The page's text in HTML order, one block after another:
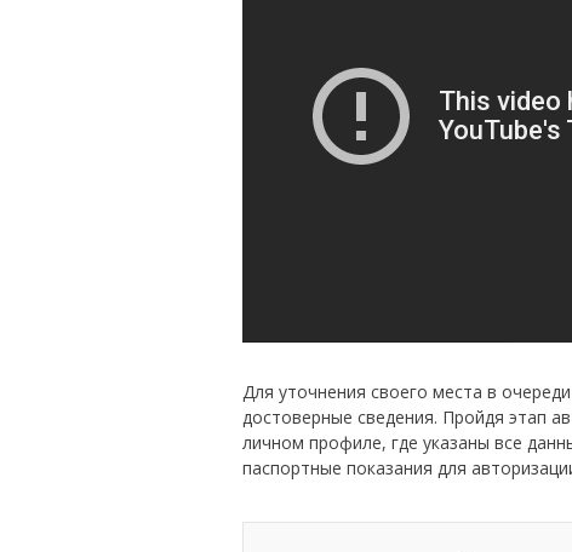
Для уточнения своего места в
достоверные сведения. Пройдя этап
личном профиле, где указаны все
паспортные показания для